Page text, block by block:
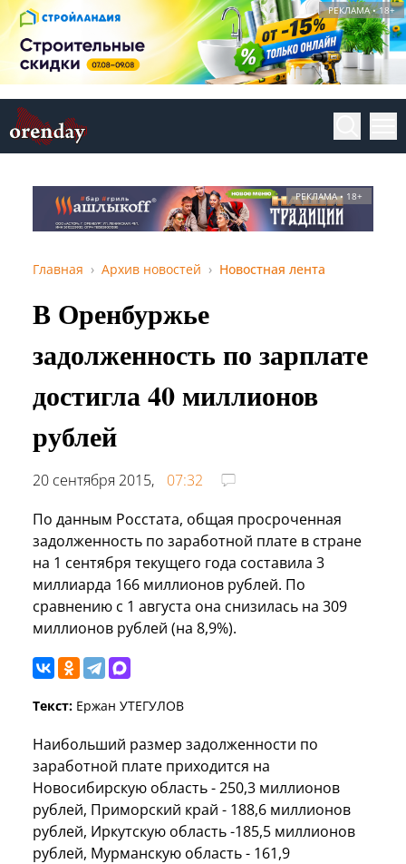
РЕКЛАМА • 18+
РЕКЛАМА • 18+
Главная Архив новостей Новостная лента
В Оренбуржье
задолженность по зарплате
достигла 40 миллионов
рублей
20 сентября 2015,
07:32
По данным Росстата, общая просроченная
задолженность по заработной плате в стране
на 1 сентября текущего года составила 3
миллиарда 166 миллионов рублей. По
сравнению с 1 августа она снизилась на 309
миллионов рублей (на 8,9%).
Текст: Ержан УТЕГУЛОВ
Наибольший размер задолженности по
заработной плате приходится на
Новосибирскую область - 250,3 миллионов
рублей, Приморский край - 188,6 миллионов
рублей, Иркутскую область -185,5 миллионов
рублей, Мурманскую область - 161,9